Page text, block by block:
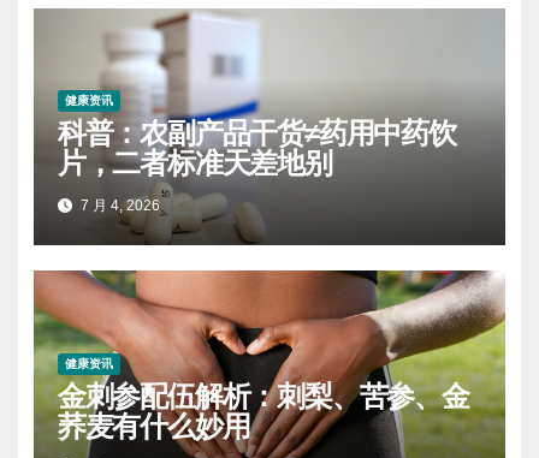
健康资讯
科普：农副产品干货≠药用中药饮
片，二者标准天差地别
7 月 4, 2026
健康资讯
金刺参配伍解析：刺梨、苦参、金
荞麦有什么妙用